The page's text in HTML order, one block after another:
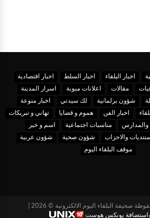
اخبار البلقاء اخبار السلط
اخبار اقتصادية
مقالات اعلانات مبوبة
اسرار المدينة
شؤون برلمانية لك سيدتي
اخبار منوعة
اخبار الفن هموم و قضايا
تهاني و تبريكات
والمدارس
مناسبات اجتماعية
اسم و خبر
والاحزاب
شؤون صحية
شؤون عربية
موقف البلقاء اليوم
صحيفة البلقاء اليوم الالكترونية © 2026 |
يونكس هوست